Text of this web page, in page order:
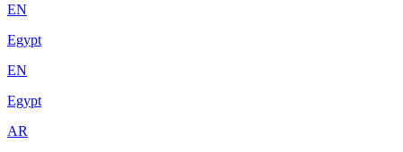
EN
Egypt
EN
Egypt
AR